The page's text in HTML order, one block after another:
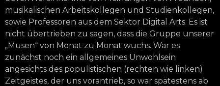
musikalischen Arbeitskollegen und Studienkollegen,
sowie Professoren aus dem Sektor Digital Arts. Es ist
nicht übertrieben zu sagen, dass die Gruppe unserer
„Musen“ von Monat zu Monat wuchs. War es
zunächst noch ein allgemeines Unwohlsein
angesichts des populistischen (rechten wie linken)
Zeitgeistes, der uns vorantrieb, so war spätestens ab